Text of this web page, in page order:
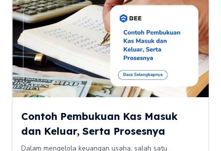
Contoh Pembukuan Kas Masuk
dan Keluar, Serta Prosesnya
Dalam mengelola keuangan usaha, salah satu